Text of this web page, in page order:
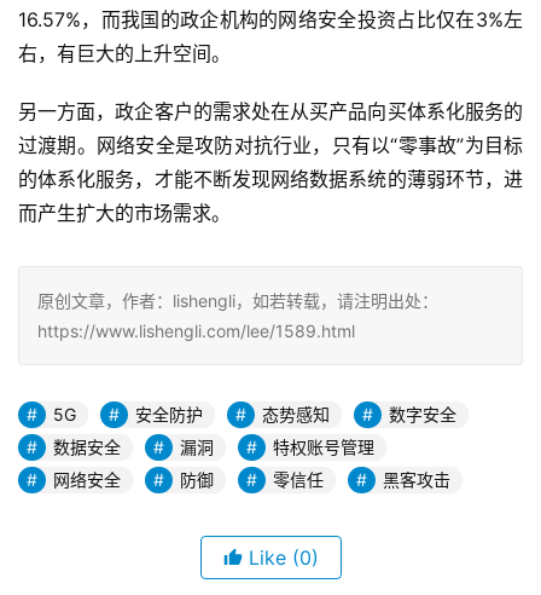
16.57%，而我国的政企机构的网络安全投资占比仅在3%左
右，有巨大的上升空间。
另一方面，政企客户的需求处在从买产品向买体系化服务的
过渡期。网络安全是攻防对抗行业，只有以“零事故”为目标
的体系化服务，才能不断发现网络数据系统的薄弱环节，进
而产生扩大的市场需求。
原创文章，作者：lishengli，如若转载，请注明出处：
https://www.lishengli.com/lee/1589.html
5G 安全防护 态势感知
数字安全
数据安全
漏洞
特权账号管理
网络安全
防御 零信任 黑客攻击
Like (0)